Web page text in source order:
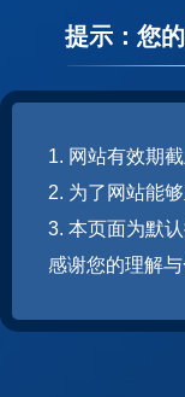
提示：您
1. 网站有效期
2. 为了网站能
3. 本页面为默
感谢您的理解与